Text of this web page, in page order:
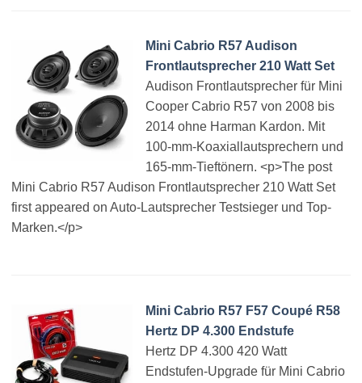
Mini Cabrio R57 Audison
Frontlautsprecher 210 Watt Set
Audison Frontlautsprecher für Mini
Cooper Cabrio R57 von 2008 bis
2014 ohne Harman Kardon. Mit
100-mm-Koaxiallautsprechern und
165-mm-Tieftönern. <p>The post
Mini Cabrio R57 Audison Frontlautsprecher 210 Watt Set
first appeared on Auto-Lautsprecher Testsieger und Top-
Marken.</p>
Mini Cabrio R57 F57 Coupé R58
Hertz DP 4.300 Endstufe
Hertz DP 4.300 420 Watt
Endstufen-Upgrade für Mini Cabrio